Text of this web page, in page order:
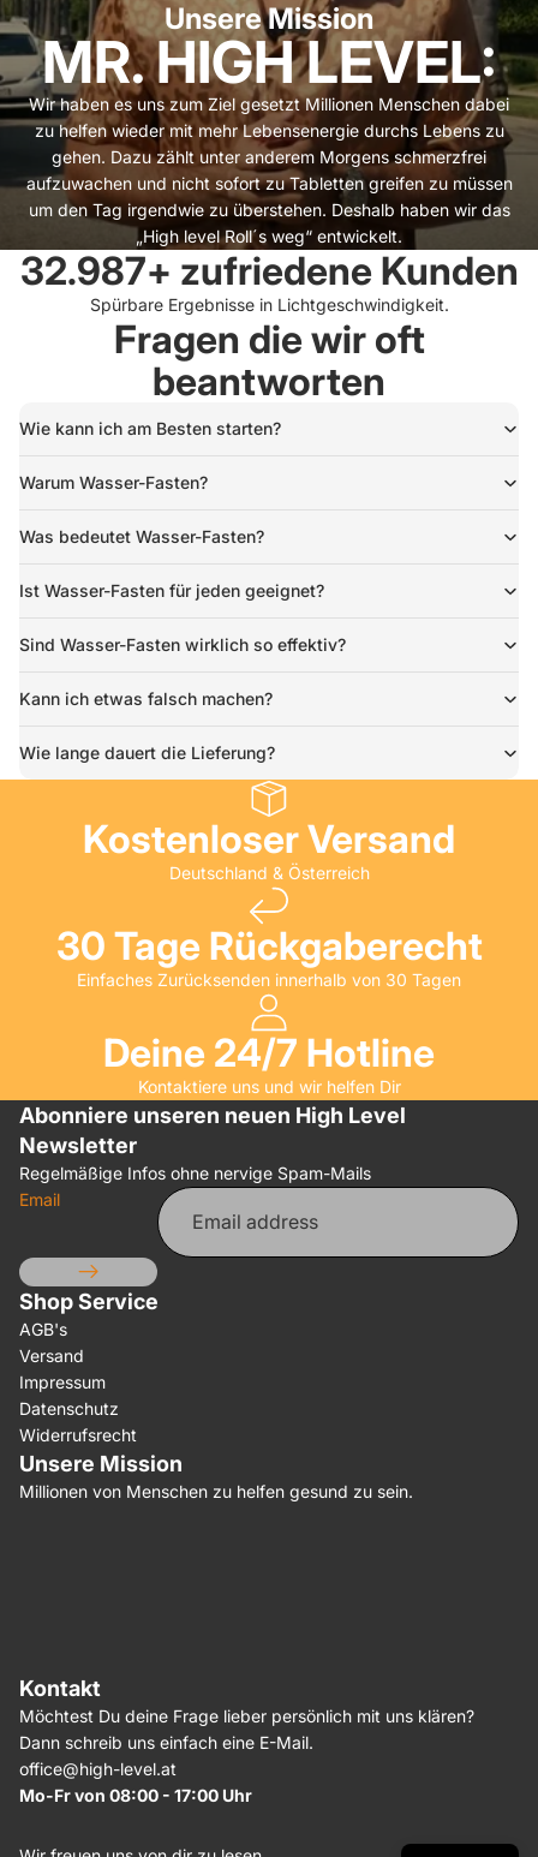
Unsere Mission
MR. HIGH LEVEL:
Wir haben es uns zum Ziel gesetzt Millionen Menschen dabei
zu helfen wieder mit mehr Lebensenergie durchs Lebens zu
gehen. Dazu zählt unter anderem Morgens schmerzfrei
aufzuwachen und nicht sofort zu Tabletten greifen zu müssen
um den Tag irgendwie zu überstehen. Deshalb haben wir das
„High level Roll´s weg“ entwickelt.
32.987+ zufriedene Kunden
Spürbare Ergebnisse in Lichtgeschwindigkeit.
Fragen die wir oft
beantworten
Wie kann ich am Besten starten?
Warum Wasser-Fasten?
Was bedeutet Wasser-Fasten?
Ist Wasser-Fasten für jeden geeignet?
Sind Wasser-Fasten wirklich so effektiv?
Kann ich etwas falsch machen?
Wie lange dauert die Lieferung?
Kostenloser Versand
Deutschland & Österreich
30 Tage Rückgaberecht
Einfaches Zurücksenden innerhalb von 30 Tagen
Deine 24/7 Hotline
Kontaktiere uns und wir helfen Dir
Abonniere unseren neuen High Level
Newsletter
Regelmäßige Infos ohne nervige Spam-Mails
Email
Shop Service
AGB's
Versand
Impressum
Datenschutz
Widerrufsrecht
Unsere Mission
Millionen von Menschen zu helfen gesund zu sein.
Kontakt
Möchtest Du deine Frage lieber persönlich mit uns klären?
Dann schreib uns einfach eine E-Mail.
office@high-level.at
Mo-Fr von 08:00 - 17:00 Uhr